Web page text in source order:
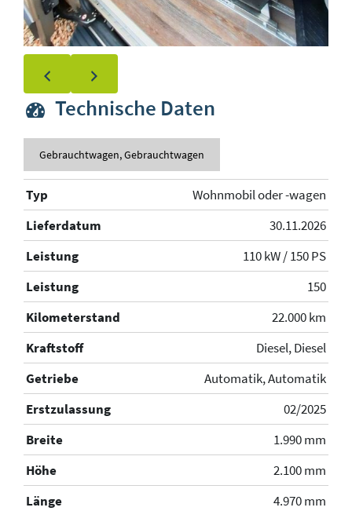
Technische Daten
Gebrauchtwagen, Gebrauchtwagen
Typ
Wohnmobil oder -wagen
Lieferdatum
30.11.2026
Leistung
110 kW / 150 PS
Leistung
150
Kilometerstand
22.000 km
Kraftstoff
Diesel, Diesel
Getriebe
Automatik, Automatik
Erstzulassung
02/2025
Breite
1.990 mm
Höhe
2.100 mm
Länge
4.970 mm